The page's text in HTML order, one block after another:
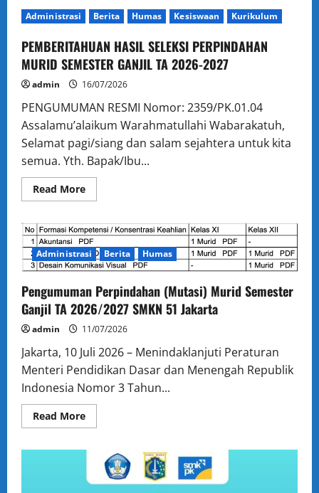
Administrasi Berita Humas Kesiswaan Kurikulum
PEMBERITAHUAN HASIL SELEKSI PERPINDAHAN
MURID SEMESTER GANJIL TA 2026-2027
admin 16/07/2026
PENGUMUMAN RESMI Nomor: 2359/PK.01.04
Assalamu’alaikum Warahmatullahi Wabarakatuh,
Selamat pagi/siang dan salam sejahtera untuk kita
semua. Yth. Bapak/Ibu...
Read MoreRead
more
HASIL
SELEKSI
PERPINDAHAN
MURID
SEMESTER
TA
2026-
2027
Administrasi Berita Humas
Pengumuman Perpindahan (Mutasi) Murid Semester
Ganjil TA 2026/2027 SMKN 51 Jakarta
admin 11/07/2026
Jakarta, 10 Juli 2026 – Menindaklanjuti Peraturan
Menteri Pendidikan Dasar dan Menengah Republik
Indonesia Nomor 3 Tahun...
Read MoreRead
more
Perpindahan
(Mutasi)
Murid
Semester